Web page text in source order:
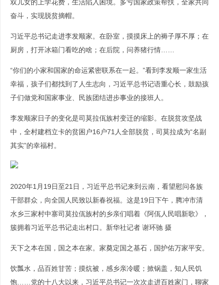
双儿女的上学花费，生活陷入困境。多亏国家政策帮扶，全家共同
奋斗，实现脱贫摘帽。
习近平总书记走进李发顺家。在卧室，摸摸床上的褥子厚不厚；在
厨房，打开冰箱门看吃的啥；在后院，问养猪行情……
“你们的小家和国家的命运紧密联系在一起。”看到李发顺一家生活
幸福，孩子们都找到了人生志向，习近平总书记语重心长，鼓励孩
子们做党和国家事业、民族团结进步事业的接班人。
李发顺家日子的变化是司莫拉佤族村变迁的缩影。在脱贫攻坚战
中，全村建档立卡的贫困户16户71人全部脱贫，司莫拉成为“名副
其实”的幸福村。
2020年1月19日至21日，习近平总书记来到云南，看望慰问各族
干部群众，向全国人民致以新春祝福。这是19日下午，腾冲市清
水乡三家村中寨司莫拉佤族村的乡亲们唱着《阿佤人民唱新歌》，
簇拥着习近平总书记走出村口。新华社记者 谢环驰 摄
天下之本在国，国之本在家。家奠定国之基石，国护佑万家平安。
饮瓢水，品百姓甘苦；摸炕被，感乡亲冷暖；掀锅盖，知人民饥
饱……党的十八大以来，习近平总书记一次次走进百姓家门，聊家